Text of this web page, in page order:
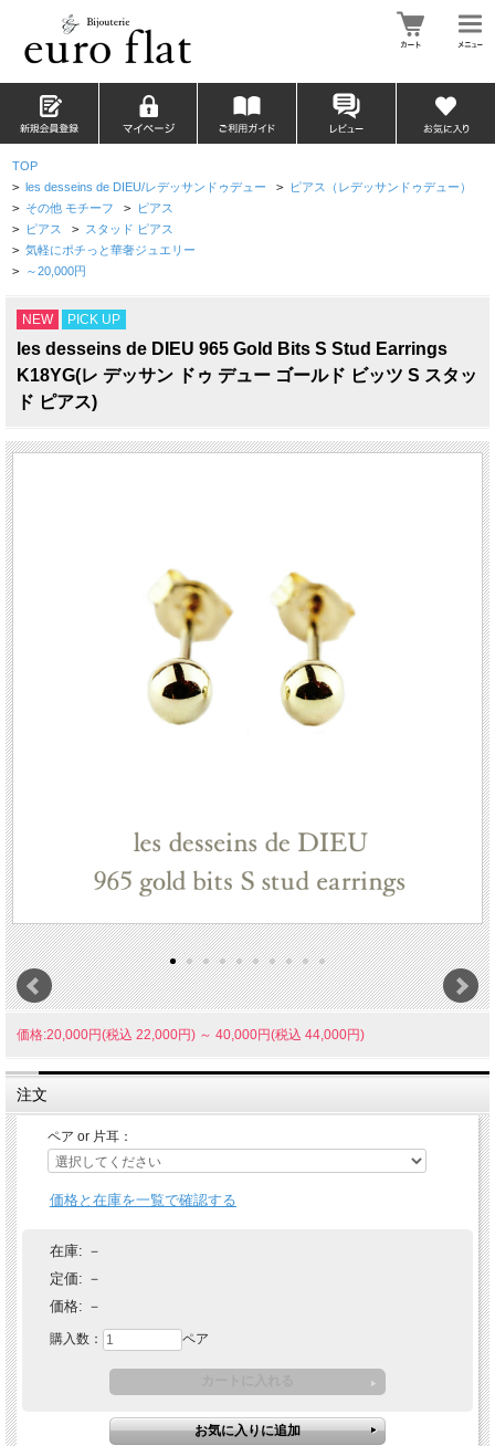
TOP
> les desseins de DIEU/レデッサンドゥデュー > ピアス（レデッサンドゥデュー）
> その他 モチーフ > ピアス
> ピアス > スタッド ピアス
> 気軽にポチっと華奢ジュエリー
> ～20,000円
NEW PICK UP
les desseins de DIEU 965 Gold Bits S Stud Earrings
K18YG(レ デッサン ドゥ デュー ゴールド ビッツ S スタッ
ド ピアス)
価格:20,000円(税込 22,000円) ～ 40,000円(税込 44,000円)
注文
ペア or 片耳：
価格と在庫を一覧で確認する
在庫: －
定価: －
価格: －
購入数： ペア